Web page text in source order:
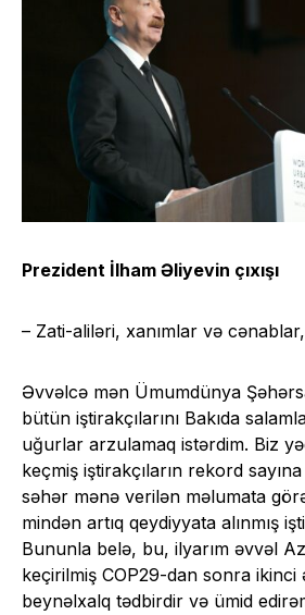
Prezident İlham Əliyevin çıxışı
– Zati-aliləri, xanımlar və
Əvvəlcə mən Ümumdünya
bütün iştirakçılarını Bakıda
uğurlar arzulamaq istərdim. Biz
keçmiş iştirakçıların rekord
səhər mənə verilən məlumata
mindən artıq qeydiyyata alınmış
Bununla belə, bu, ilyarım əvvəl
keçirilmiş COP29-dan sonra ikinci
beynəlxalq tədbirdir və ümid